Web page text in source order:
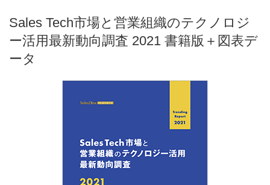
Sales Tech市場と営業組織のテクノロジ
ー活用最新動向調査 2021 書籍版＋図表デ
ータ